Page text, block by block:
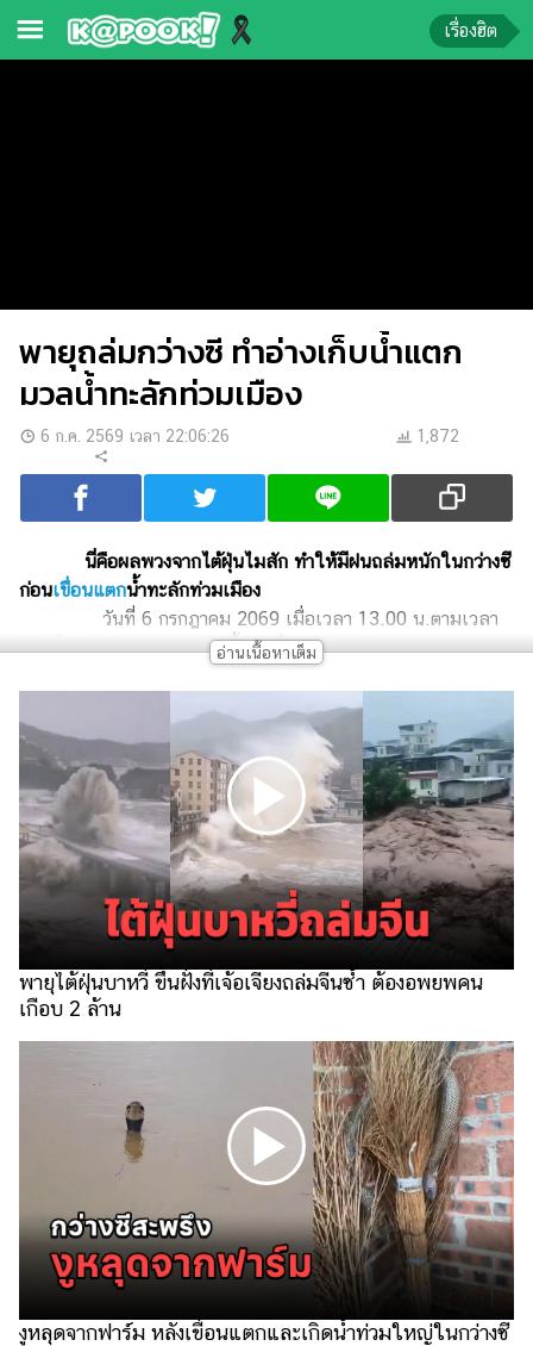
ตรวจ
หวย
บอล
สด
การ
รูปภาพ
ดู
หนัง
Music
Station
ละคร
เกาหลี
ไลฟ์
หญิง
ผู้ชาย
สุขภาพ
เรื่องฮิต
พายุถล่มกว่างซี ทำอ่างเก็บน้ำแตก
มวลน้ำทะลักท่วมเมือง
6 ก.ค. 2569 เวลา 22:06:26 1,872
นี่คือผลพวงจากไต้ฝุ่นไมสัก ทำให้มีฝนถล่มหนักในกว่างซี
ก่อนเขื่อนแตกน้ำทะลักท่วมเมือง
วันที่ 6 กรกฎาคม 2069 เมื่อเวลา 13.00 น.ตามเวลา
ท้องถิ่นจีน มีรายงานอ่างเก็บน้ำ “หลิ่วหลาน” เมืองเหิงโจว นคร
พายุไต้ฝุ่นบาหวี่ ขึ้นฝั่งที่เจ้อเจียงถล่มจีนซ้ำ ต้องอพยพคน
เกือบ 2 ล้าน
งูหลุดจากฟาร์ม หลังเขื่อนแตกและเกิดน้ำท่วมใหญ่ในกว่างซี